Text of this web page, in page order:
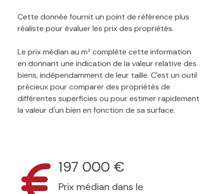
Cette donnée fournit un point de référence plus
réaliste pour évaluer les prix des propriétés.
Le prix médian au m² complète cette information
en donnant une indication de la valeur relative des
biens, indépendamment de leur taille. C'est un outil
précieux pour comparer des propriétés de
différentes superficies ou pour estimer rapidement
la valeur d'un bien en fonction de sa surface.
197 000 €
Prix médian dans le